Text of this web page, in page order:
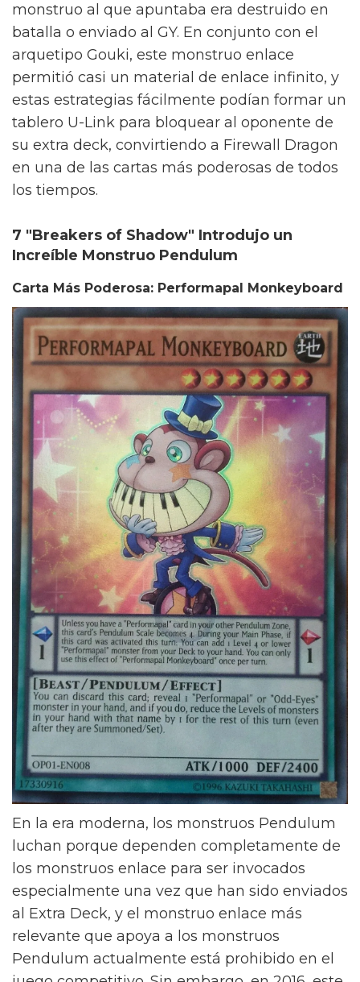
monstruo al que apuntaba era destruido en
batalla o enviado al GY. En conjunto con el
arquetipo Gouki, este monstruo enlace
permitió casi un material de enlace infinito, y
estas estrategias fácilmente podían formar un
tablero U-Link para bloquear al oponente de
su extra deck, convirtiendo a Firewall Dragon
en una de las cartas más poderosas de todos
los tiempos.
7 "Breakers of Shadow" Introdujo un
Increíble Monstruo Pendulum
Carta Más Poderosa: Performapal Monkeyboard
En la era moderna, los monstruos Pendulum
luchan porque dependen completamente de
los monstruos enlace para ser invocados
especialmente una vez que han sido enviados
al Extra Deck, y el monstruo enlace más
relevante que apoya a los monstruos
Pendulum actualmente está prohibido en el